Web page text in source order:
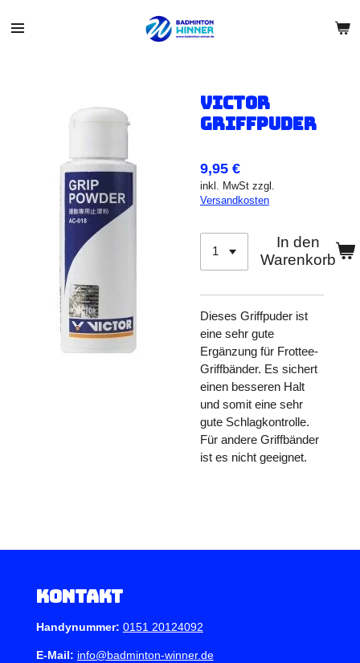
Hauptinhalt
Victor
Griffpuder
9,95 €
inkl. MwSt zzgl.
Versandkosten
In den
Warenkorb
Dieses Griffpuder ist
eine sehr gute
Ergänzung für Frottee-
Griffbänder. Es sichert
einen besseren Halt
und somit eine sehr
gute Schlagkontrolle.
Für andere Griffbänder
ist es nicht geeignet.
Kontakt
Handynummer: 0151 20124092
E-Mail: info@badminton-winner.de